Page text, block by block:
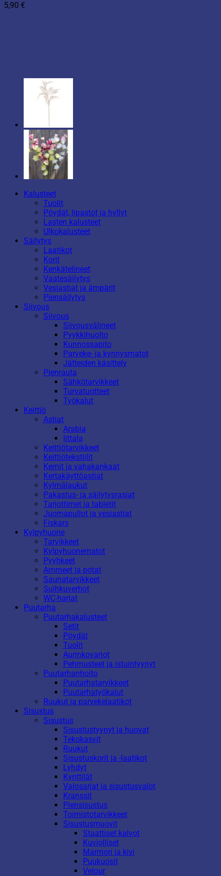
5,90 €
Kalusteet
Tuolit
Pöydät, lipastot ja hyllyt
Lasten kalusteet
Ulkokalusteet
Säilytys
Laatikot
Korit
Kenkätelineet
Vaatesäilytys
Vesiastiat ja ämpärit
Piensäilytys
Siivous
Siivous
Siivousvälineet
Pyykkihuolto
Kunnossapito
Parveke- ja kynnysmatot
Jätteiden käsittely
Pienrauta
Sähkötarvikkeet
Turvatuotteet
Työkalut
Keittiö
Astiat
Arabia
Iittala
Keittiötarvikkeet
Keittiötekstiilit
Kernit ja vahakankaat
Kertakäyttöastiat
Kylmälaukut
Pakastus- ja säilytysrasiat
Tarjottimet ja tabletit
Juomapullot ja vesiastiat
Fiskars
Kylpyhuone
Tarvikkeet
Kylpyhuonematot
Pyyhkeet
Ammeet ja potat
Saunatarvikkeet
Suihkuverhot
WC-harjat
Puutarha
Puutarhakalusteet
Setit
Pöydät
Tuolit
Aurinkovarjot
Pehmusteet ja istuintyynyt
Puutarhanhoito
Puutarhatarvikkeet
Puutarhatyökalut
Ruukut ja parvekelaatikot
Sisustus
Sisustus
Sisustustyynyt ja huovat
Tekokasvit
Ruukut
Sisustuskorit ja -laatikot
Lyhdyt
Kynttilät
Valosarjat ja sisustusvalot
Kranssit
Piensisustus
Toimistotarvikkeet
Sisustusmuovit
Staattiset kalvot
Kuviolliset
Marmori ja kivi
Puukuosit
Velour